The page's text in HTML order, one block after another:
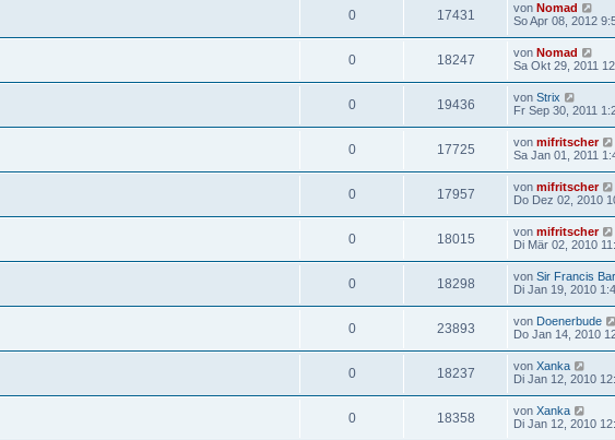
0 17431 von Nomad
So Apr 08, 2012
0 18247 von Nomad
Sa Okt 29, 2011
0 19436 von Strix
Fr Sep 30, 2011
0 17725 von mifritscher
Sa Jan 01, 2011
0 17957 von mifritscher
Do Dez 02, 2010
0 18015 von mifritscher
Di Mär 02, 2010
0 18298 von Sir Francis
Di Jan 19, 2010
0 23893 von Doenerbude
Do Jan 14, 2010
0 18237 von Xanka
Di Jan 12, 2010
0 18358 von Xanka
Di Jan 12, 2010